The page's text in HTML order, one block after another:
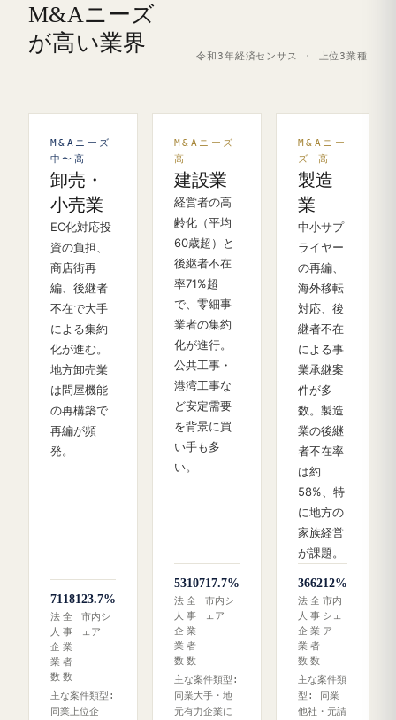
M&Aニーズ
が高い業界
令和3年経済センサス · 上位3業種
M&Aニーズ
中〜高
卸売・
小売業
EC化対応投
資の負担、
商店街再
編、後継者
不在で大手
による集約
化が進む。
地方卸売業
は問屋機能
の再構築で
再編が頻
発。
71
法
人
企
業
数
181
全
事
業
者
数
23.7%
市内シ
ェア
主な案件類型:
同業上位企
M&Aニーズ
高
建設業
経営者の高
齢化（平均
60歳超）と
後継者不在
率71%超
で、零細事
業者の集約
化が進行。
公共工事・
港湾工事な
ど安定需要
を背景に買
い手も多
い。
53
法
人
企
業
数
107
全
事
業
者
数
17.7%
市内シ
ェア
主な案件類型:
同業大手・地
元有力企業に
M&Aニー
ズ 高
製造
業
中小サプ
ライヤー
の再編、
海外移転
対応、後
継者不在
による事
業承継案
件が多
数。製造
業の後継
者不在率
は約
58%、特
に地方の
家族経営
が課題。
36
法
人
企
業
数
62
全
事
業
者
数
12%
市内
シェ
ア
主な案件類
型: 同業
他社・元請